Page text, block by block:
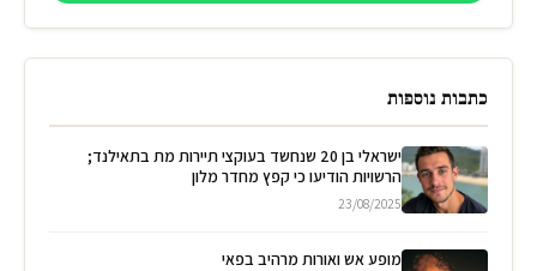
כתבות נוספות
ישראלי בן 20 שנחשד בעוקצי תיירות מת בתאילנד;
הרשויות הודיעו כי קפץ מחדר מלון
23/08/2025
מופע אש ואורות מרהיב בפאי